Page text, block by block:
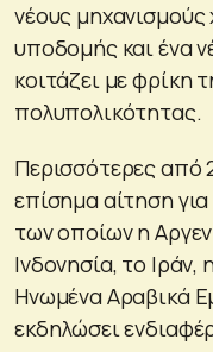
νέους
υποδομής και ένα
κοιτάζει με φρίκη
πολυπολικότητας.
Περισσότερες από
επίσημα αίτηση
των οποίων η
Ινδονησία, το
Ηνωμένα Αραβικά
εκδηλώσει